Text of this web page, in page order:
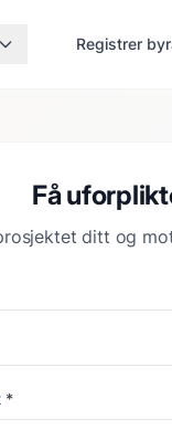
Registrer
Få
ditt og
*